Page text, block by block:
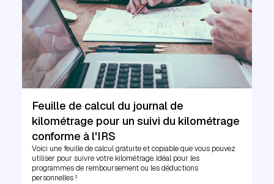
Feuille de calcul du journal de
kilométrage pour un suivi du kilométrage
conforme à l'IRS
Voici une feuille de calcul gratuite et copiable que vous pouvez
utiliser pour suivre votre kilométrage. Idéal pour les
programmes de remboursement ou les déductions
personnelles !